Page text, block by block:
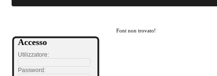
Accesso
Utilizzatore:
Password:
Font non trovato!